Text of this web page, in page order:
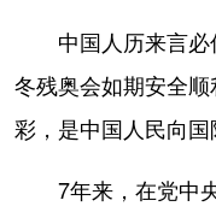
中国人历来言必
冬残奥会如期安全
彩，是中国人民向国
7年来，在党中央